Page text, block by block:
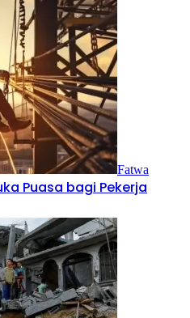
Fatwa
Puasa bagi Pekerja